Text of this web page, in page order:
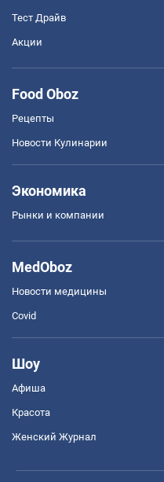
Тест Драйв
Акции
Food Oboz
Рецепты
Новости Кулинарии
Экономика
Рынки и компании
MedOboz
Новости медицины
Covid
Шоу
Афиша
Красота
Женский Журнал